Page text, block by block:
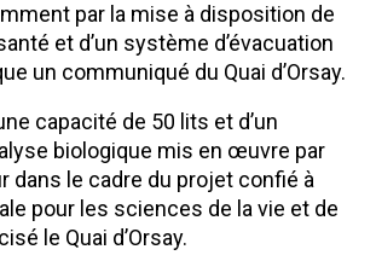
par la mise à disposition de
et d’un système d’évacuation
un communiqué du Quai d’Orsay.
capacité de 50 lits et d’un
biologique mis en œuvre par
dans le cadre du projet confié à
pour les sciences de la vie et de
le Quai d’Orsay.